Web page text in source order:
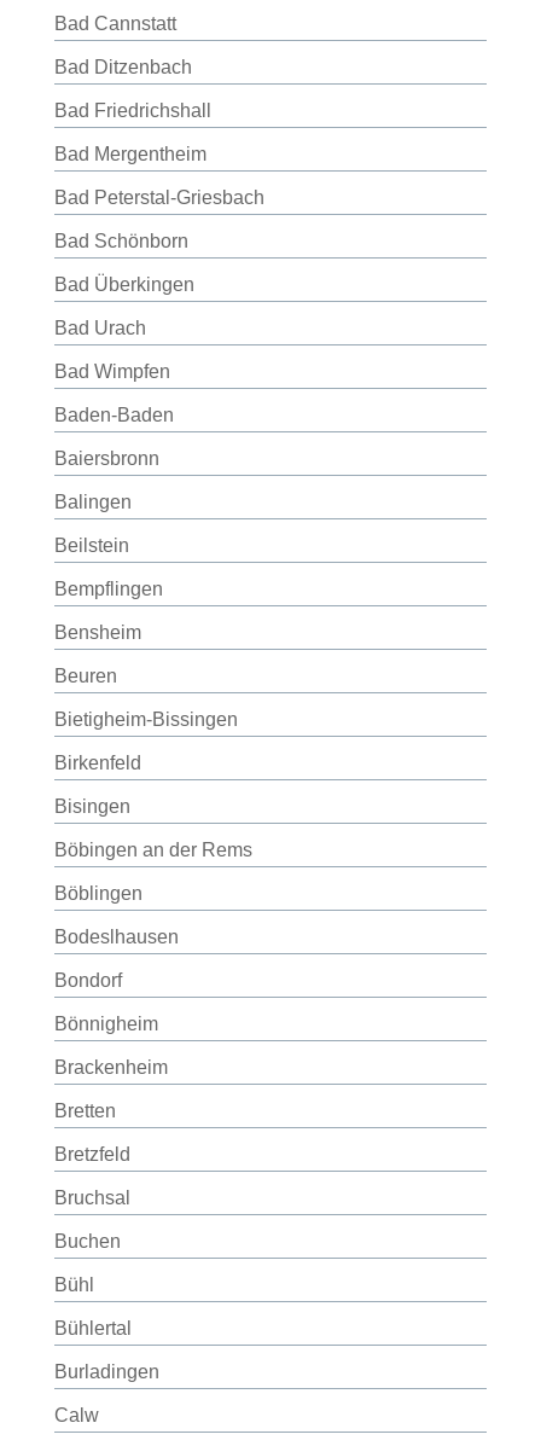
Bad Cannstatt
Bad Ditzenbach
Bad Friedrichshall
Bad Mergentheim
Bad Peterstal-Griesbach
Bad Schönborn
Bad Überkingen
Bad Urach
Bad Wimpfen
Baden-Baden
Baiersbronn
Balingen
Beilstein
Bempflingen
Bensheim
Beuren
Bietigheim-Bissingen
Birkenfeld
Bisingen
Böbingen an der Rems
Böblingen
Bodeslhausen
Bondorf
Bönnigheim
Brackenheim
Bretten
Bretzfeld
Bruchsal
Buchen
Bühl
Bühlertal
Burladingen
Calw